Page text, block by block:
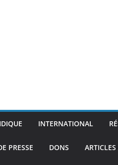
INTERNATIONAL
PRESSE DONS